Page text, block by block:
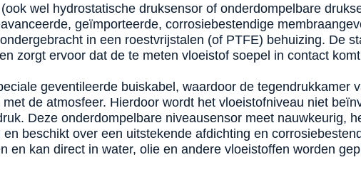
wel hydrostatische druksensor of onderdompelbare
geïmporteerde, corrosiebestendige
in een roestvrijstalen (of PTFE) behuizing. De
zorgt ervoor dat de te meten vloeistof soepel in contact
geventileerde buiskabel, waardoor de tegendrukkamer
de atmosfeer. Hierdoor wordt het vloeistofniveau niet
Deze onderdompelbare niveausensor meet nauwkeurig,
beschikt over een uitstekende afdichting en
en kan direct in water, olie en andere vloeistoffen worden